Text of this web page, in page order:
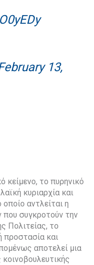
13,
κείμενο, το πυρηνικό
κυριαρχία και
αντλείται η
που συγκροτούν την
Πολιτείας, το
προστασία και
αποτελεί μια